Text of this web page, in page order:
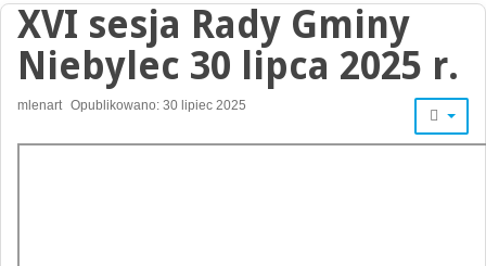
XVI sesja Rady Gminy
Niebylec 30 lipca 2025 r.
mlenart Opublikowano: 30 lipiec 2025